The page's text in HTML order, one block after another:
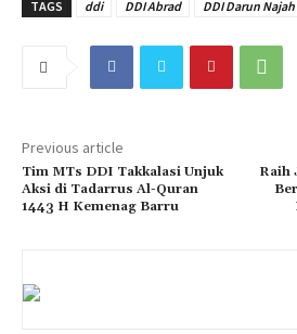
TAGS ddi DDI Abrad DDI Darun Najah
Previous article
Tim MTs DDI Takkalasi Unjuk
Aksi di Tadarrus Al-Quran
1443 H Kemenag Barru
Raih